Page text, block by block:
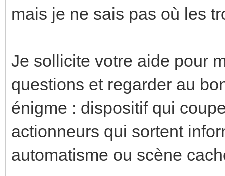
mais je ne sais pas où les
Je sollicite votre aide pour
questions et regarder au
énigme : dispositif qui
actionneurs qui sortent
automatisme ou scène